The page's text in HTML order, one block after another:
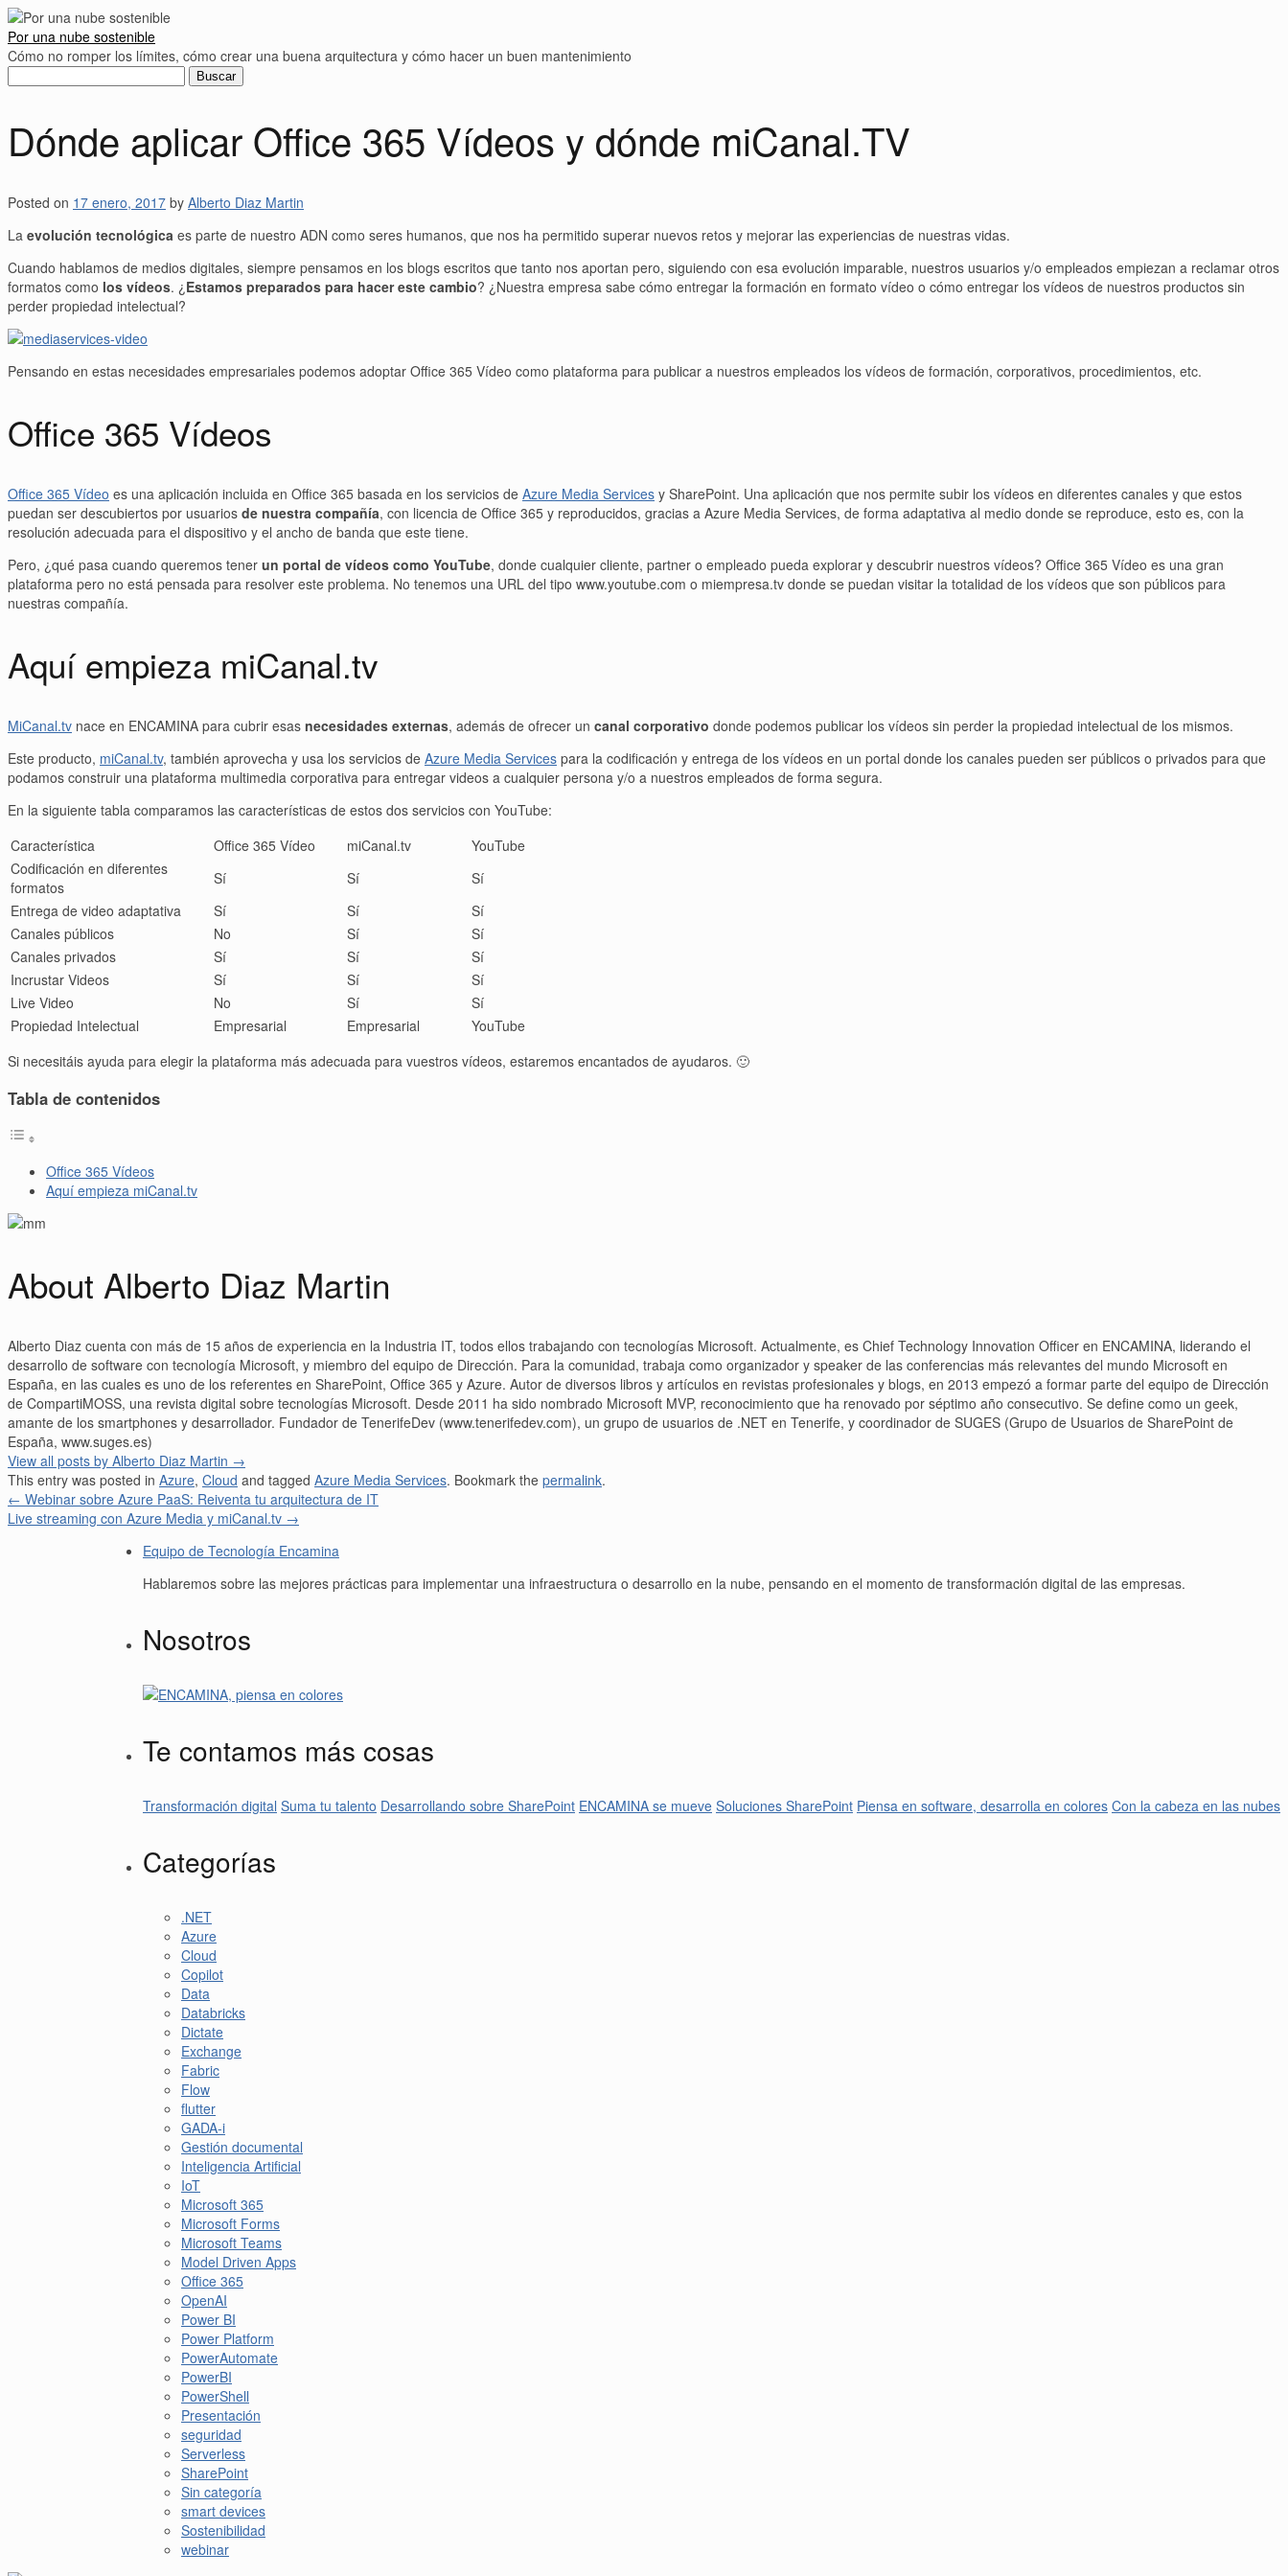
Por una nube sostenible
Cómo no romper los límites, cómo crear una buena arquitectura y cómo hacer un buen mantenimiento
Dónde aplicar Office 365 Vídeos y dónde miCanal.TV
Posted on 17 enero, 2017 by Alberto Diaz Martin
La evolución tecnológica es parte de nuestro ADN como seres humanos, que nos ha permitido superar nuevos retos y mejorar las experiencias de nuestras vidas.
Cuando hablamos de medios digitales, siempre pensamos en los blogs escritos que tanto nos aportan pero, siguiendo con esa evolución imparable, nuestros usuarios y/o empleados empiezan a reclamar otros
formatos como los vídeos. ¿ Estamos preparados para hacer este cambio? ¿Nuestra empresa sabe cómo entregar la formación en formato vídeo o cómo entregar los vídeos de nuestros productos sin
perder propiedad intelectual?
Pensando en estas necesidades empresariales podemos adoptar Office 365 Vídeo como plataforma para publicar a nuestros empleados los vídeos de formación, corporativos, procedimientos, etc.
Office 365 Vídeos
Office 365 Vídeo es una aplicación incluida en Office 365 basada en los servicios de Azure Media Services y SharePoint. Una aplicación que nos permite subir los vídeos en diferentes canales y que estos
puedan ser descubiertos por usuarios de nuestra compañía, con licencia de Office 365 y reproducidos, gracias a Azure Media Services, de forma adaptativa al medio donde se reproduce, esto es, con la
resolución adecuada para el dispositivo y el ancho de banda que este tiene.
Pero, ¿qué pasa cuando queremos tener un portal de vídeos como YouTube, donde cualquier cliente, partner o empleado pueda explorar y descubrir nuestros vídeos? Office 365 Vídeo es una gran
plataforma pero no está pensada para resolver este problema. No tenemos una URL del tipo www.youtube.com o miempresa.tv donde se puedan visitar la totalidad de los vídeos que son públicos para
nuestras compañía.
Aquí empieza miCanal.tv
MiCanal.tv nace en ENCAMINA para cubrir esas necesidades externas, además de ofrecer un canal corporativo donde podemos publicar los vídeos sin perder la propiedad intelectual de los mismos.
Este producto, miCanal.tv, también aprovecha y usa los servicios de Azure Media Services para la codificación y entrega de los vídeos en un portal donde los canales pueden ser públicos o privados para que
podamos construir una plataforma multimedia corporativa para entregar videos a cualquier persona y/o a nuestros empleados de forma segura.
En la siguiente tabla comparamos las características de estos dos servicios con YouTube:
Característica
Office 365 Vídeo miCanal.tv
YouTube
Codificación en diferentes
formatos
Sí Sí
Sí
Entrega de video adaptativa
Sí Sí
Sí
Canales públicos
No Sí
Sí
Canales privados
Sí Sí
Sí
Incrustar Videos
Sí Sí
Sí
Live Video
No Sí
Sí
Propiedad Intelectual
Empresarial Empresarial
YouTube
Si necesitáis ayuda para elegir la plataforma más adecuada para vuestros vídeos, estaremos encantados de ayudaros. 🙂
Tabla de contenidos
Office 365 Vídeos
Aquí empieza miCanal.tv
About Alberto Diaz Martin
Alberto Diaz cuenta con más de 15 años de experiencia en la Industria IT, todos ellos trabajando con tecnologías Microsoft. Actualmente, es Chief Technology Innovation Officer en ENCAMINA, liderando el
desarrollo de software con tecnología Microsoft, y miembro del equipo de Dirección. Para la comunidad, trabaja como organizador y speaker de las conferencias más relevantes del mundo Microsoft en
España, en las cuales es uno de los referentes en SharePoint, Office 365 y Azure. Autor de diversos libros y artículos en revistas profesionales y blogs, en 2013 empezó a formar parte del equipo de Dirección
de CompartiMOSS, una revista digital sobre tecnologías Microsoft. Desde 2011 ha sido nombrado Microsoft MVP, reconocimiento que ha renovado por séptimo año consecutivo. Se define como un geek,
amante de los smartphones y desarrollador. Fundador de TenerifeDev (www.tenerifedev.com), un grupo de usuarios de .NET en Tenerife, y coordinador de SUGES (Grupo de Usuarios de SharePoint de
España, www.suges.es)
View all posts by Alberto Diaz Martin →
This entry was posted in Azure, Cloud and tagged Azure Media Services. Bookmark the permalink.
← Webinar sobre Azure PaaS: Reiventa tu arquitectura de IT
Live streaming con Azure Media y miCanal.tv →
Equipo de Tecnología Encamina
Hablaremos sobre las mejores prácticas para implementar una infraestructura o desarrollo en la nube, pensando en el momento de transformación digital de las empresas.
Nosotros
Te contamos más cosas
Transformación digital Suma tu talento Desarrollando sobre SharePoint ENCAMINA se mueve Soluciones SharePoint Piensa en software, desarrolla en colores Con la cabeza en las nubes
Categorías
.NET
Azure
Cloud
Copilot
Data
Databricks
Dictate
Exchange
Fabric
Flow
flutter
GADA-i
Gestión documental
Inteligencia Artificial
IoT
Microsoft 365
Microsoft Forms
Microsoft Teams
Model Driven Apps
Office 365
OpenAI
Power BI
Power Platform
PowerAutomate
PowerBI
PowerShell
Presentación
seguridad
Serverless
SharePoint
Sin categoría
smart devices
Sostenibilidad
webinar